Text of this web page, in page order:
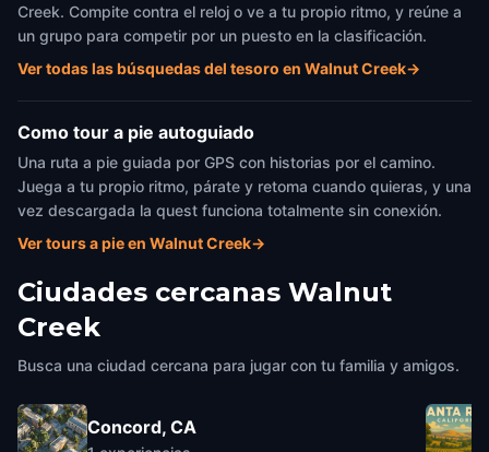
Creek. Compite contra el reloj o ve a tu propio ritmo, y reúne a
un grupo para competir por un puesto en la clasificación.
Ver todas las búsquedas del tesoro en Walnut Creek→
Como tour a pie autoguiado
Una ruta a pie guiada por GPS con historias por el camino.
Juega a tu propio ritmo, párate y retoma cuando quieras, y una
vez descargada la quest funciona totalmente sin conexión.
Ver tours a pie en Walnut Creek→
Ciudades cercanas Walnut
Creek
Busca una ciudad cercana para jugar con tu familia y amigos.
Concord, CA